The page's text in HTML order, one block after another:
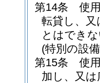
第14条
使
転貸し、
とはでき
(特別の設
第15条
使
加し、又